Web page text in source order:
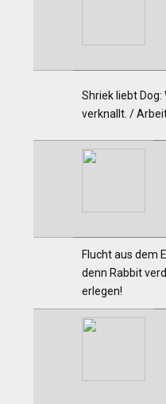
Shriek liebt Dog:
verknallt. /
Flucht aus dem
denn Rabbit
erlegen!